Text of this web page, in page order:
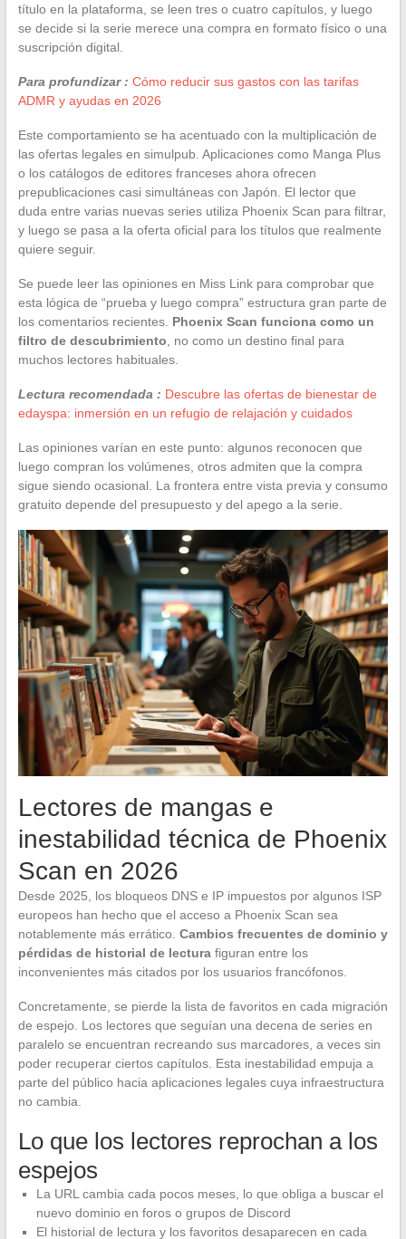
título en la plataforma, se leen tres o cuatro capítulos, y luego
se decide si la serie merece una compra en formato físico o una
suscripción digital.
Para profundizar : Cómo reducir sus gastos con las tarifas
ADMR y ayudas en 2026
Este comportamiento se ha acentuado con la multiplicación de
las ofertas legales en simulpub. Aplicaciones como Manga Plus
o los catálogos de editores franceses ahora ofrecen
prepublicaciones casi simultáneas con Japón. El lector que
duda entre varias nuevas series utiliza Phoenix Scan para filtrar,
y luego se pasa a la oferta oficial para los títulos que realmente
quiere seguir.
Se puede leer las opiniones en Miss Link para comprobar que
esta lógica de “prueba y luego compra” estructura gran parte de
los comentarios recientes. Phoenix Scan funciona como un
filtro de descubrimiento , no como un destino final para
muchos lectores habituales.
Lectura recomendada : Descubre las ofertas de bienestar de
edayspa: inmersión en un refugio de relajación y cuidados
Las opiniones varían en este punto: algunos reconocen que
luego compran los volúmenes, otros admiten que la compra
sigue siendo ocasional. La frontera entre vista previa y consumo
gratuito depende del presupuesto y del apego a la serie.
Lectores de mangas e
inestabilidad técnica de Phoenix
Scan en 2026
Desde 2025, los bloqueos DNS e IP impuestos por algunos ISP
europeos han hecho que el acceso a Phoenix Scan sea
notablemente más errático. Cambios frecuentes de dominio y
pérdidas de historial de lecturafiguran entre los
inconvenientes más citados por los usuarios francófonos.
Concretamente, se pierde la lista de favoritos en cada migración
de espejo. Los lectores que seguían una decena de series en
paralelo se encuentran recreando sus marcadores, a veces sin
poder recuperar ciertos capítulos. Esta inestabilidad empuja a
parte del público hacia aplicaciones legales cuya infraestructura
no cambia.
Lo que los lectores reprochan a los
espejos
La URL cambia cada pocos meses, lo que obliga a buscar el
nuevo dominio en foros o grupos de Discord
El historial de lectura y los favoritos desaparecen en cada